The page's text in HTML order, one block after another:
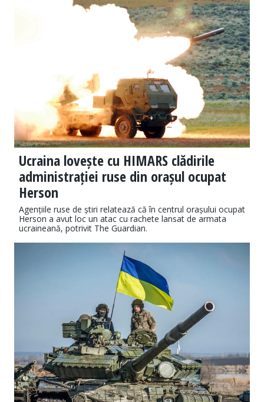
Ucraina lovește cu HIMARS clădirile
administrației ruse din orașul ocupat
Herson
Agențiile ruse de știri relatează că în centrul orașului ocupat
Herson a avut loc un atac cu rachete lansat de armata
ucraineană, potrivit The Guardian.